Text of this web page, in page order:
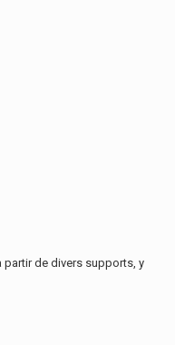
de divers supports, y